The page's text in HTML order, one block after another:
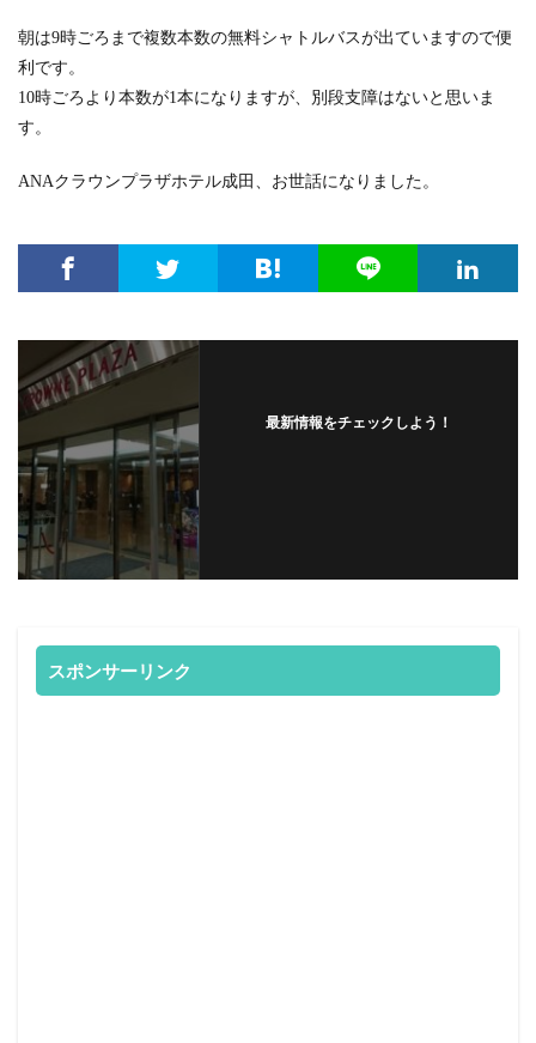
朝は9時ごろまで複数本数の無料シャトルバスが出ていますので便
利です。
10時ごろより本数が1本になりますが、別段支障はないと思いま
す。
ANAクラウンプラザホテル成田、お世話になりました。
最新情報をチェックしよう！
スポンサーリンク